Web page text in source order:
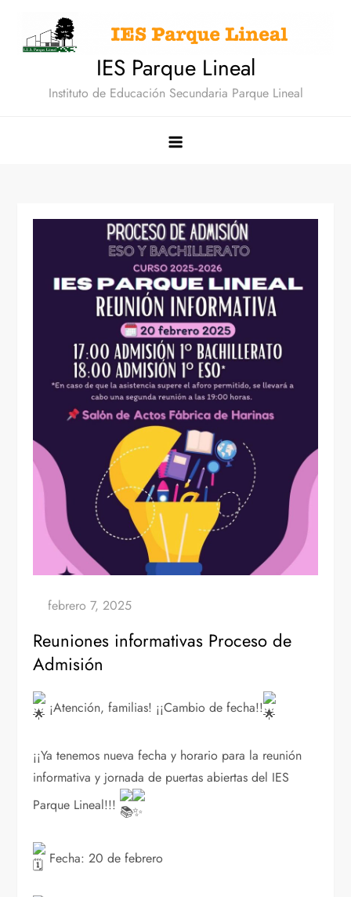
contenido
IES Parque Lineal
Instituto de Educación Secundaria Parque Lineal
Reuniones informativas Proceso de
Admisión
¡Atención, familias! ¡¡Cambio de fecha!!
¡¡Ya tenemos nueva fecha y horario para la reunión
informativa y jornada de puertas abiertas del IES
Parque Lineal!!!
Fecha: 20 de febrero